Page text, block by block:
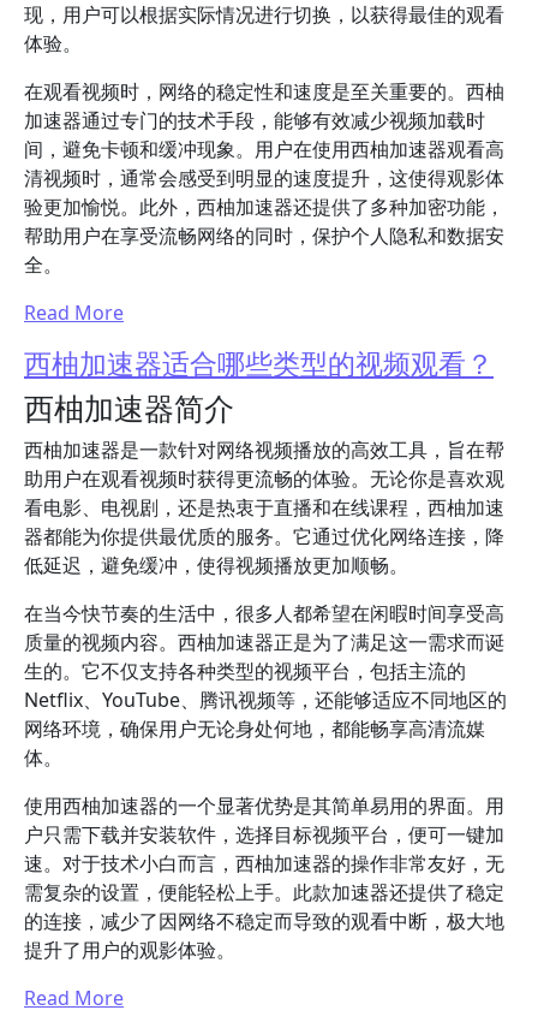
现，用户可以根据实际情况进行切换，以获得最佳的观看
体验。
在观看视频时，网络的稳定性和速度是至关重要的。西柚
加速器通过专门的技术手段，能够有效减少视频加载时
间，避免卡顿和缓冲现象。用户在使用西柚加速器观看高
清视频时，通常会感受到明显的速度提升，这使得观影体
验更加愉悦。此外，西柚加速器还提供了多种加密功能，
帮助用户在享受流畅网络的同时，保护个人隐私和数据安
全。
Read More
西柚加速器适合哪些类型的视频观看？
西柚加速器简介
西柚加速器是一款针对网络视频播放的高效工具，旨在帮
助用户在观看视频时获得更流畅的体验。无论你是喜欢观
看电影、电视剧，还是热衷于直播和在线课程，西柚加速
器都能为你提供最优质的服务。它通过优化网络连接，降
低延迟，避免缓冲，使得视频播放更加顺畅。
在当今快节奏的生活中，很多人都希望在闲暇时间享受高
质量的视频内容。西柚加速器正是为了满足这一需求而诞
生的。它不仅支持各种类型的视频平台，包括主流的
Netflix、YouTube、腾讯视频等，还能够适应不同地区的
网络环境，确保用户无论身处何地，都能畅享高清流媒
体。
使用西柚加速器的一个显著优势是其简单易用的界面。用
户只需下载并安装软件，选择目标视频平台，便可一键加
速。对于技术小白而言，西柚加速器的操作非常友好，无
需复杂的设置，便能轻松上手。此款加速器还提供了稳定
的连接，减少了因网络不稳定而导致的观看中断，极大地
提升了用户的观影体验。
Read More